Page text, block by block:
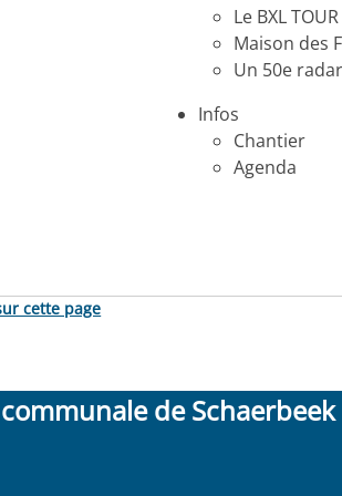
Le BXL
Maison des
Un 50e
Infos
Chantier
Agenda
cette page
de Schaerbeek